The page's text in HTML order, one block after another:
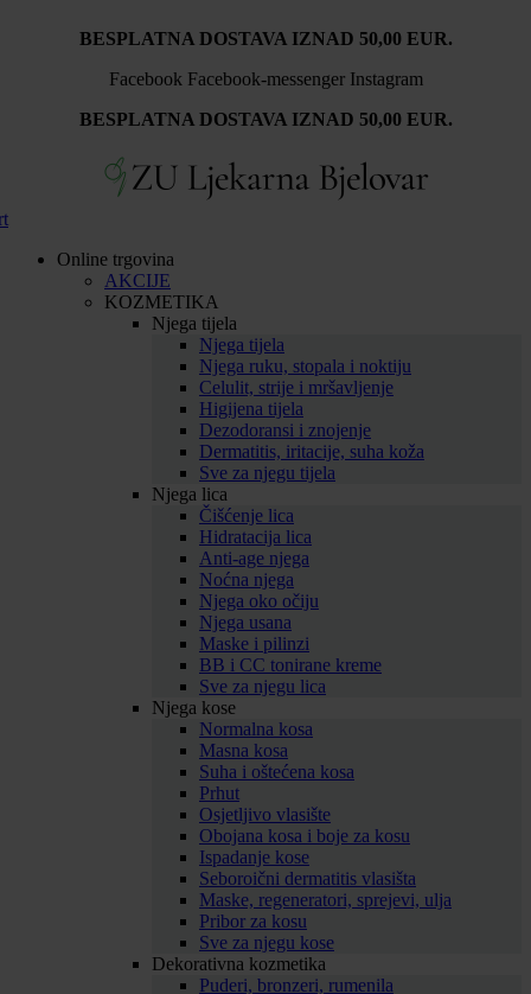
BESPLATNA DOSTAVA IZNAD 50,00 EUR.
Facebook Facebook-messenger Instagram
BESPLATNA DOSTAVA IZNAD 50,00 EUR.
Online trgovina
AKCIJE
KOZMETIKA
Njega tijela
Njega tijela
Njega ruku, stopala i noktiju
Celulit, strije i mršavljenje
Higijena tijela
Dezodoransi i znojenje
Dermatitis, iritacije, suha koža
Sve za njegu tijela
Njega lica
Čišćenje lica
Hidratacija lica
Anti-age njega
Noćna njega
Njega oko očiju
Njega usana
Maske i pilinzi
BB i CC tonirane kreme
Sve za njegu lica
Njega kose
Normalna kosa
Masna kosa
Suha i oštećena kosa
Prhut
Osjetljivo vlasište
Obojana kosa i boje za kosu
Ispadanje kose
Seboroični dermatitis vlasišta
Maske, regeneratori, sprejevi, ulja
Pribor za kosu
Sve za njegu kose
Dekorativna kozmetika
Puderi, bronzeri, rumenila